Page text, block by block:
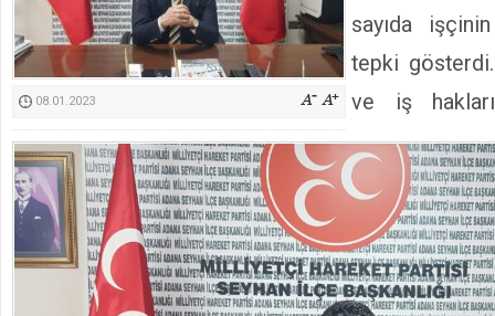
08.01.2023
sayıda
tepki
ve iş